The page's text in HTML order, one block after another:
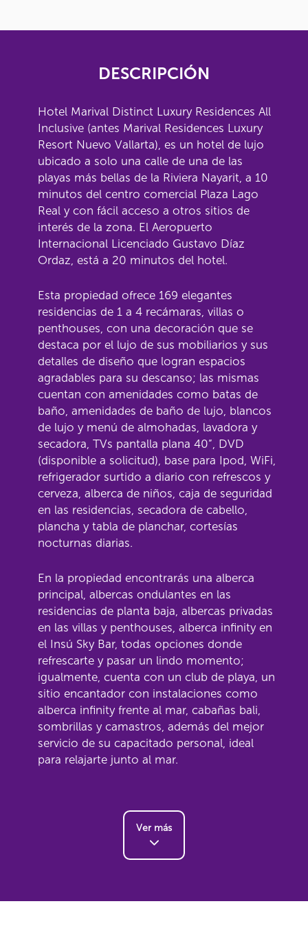
DESCRIPCIÓN
Hotel Marival Distinct Luxury Residences All
Inclusive (antes Marival Residences Luxury
Resort Nuevo Vallarta), es un hotel de lujo
ubicado a solo una calle de una de las
playas más bellas de la Riviera Nayarit, a 10
minutos del centro comercial Plaza Lago
Real y con fácil acceso a otros sitios de
interés de la zona. El Aeropuerto
Internacional Licenciado Gustavo Díaz
Ordaz, está a 20 minutos del hotel.
Esta propiedad ofrece 169 elegantes
residencias de 1 a 4 recámaras, villas o
penthouses, con una decoración que se
destaca por el lujo de sus mobiliarios y sus
detalles de diseño que logran espacios
agradables para su descanso; las mismas
cuentan con amenidades como batas de
baño, amenidades de baño de lujo, blancos
de lujo y menú de almohadas, lavadora y
secadora, TVs pantalla plana 40”, DVD
(disponible a solicitud), base para Ipod, WiFi,
refrigerador surtido a diario con refrescos y
cerveza, alberca de niños, caja de seguridad
en las residencias, secadora de cabello,
plancha y tabla de planchar, cortesías
nocturnas diarias.
En la propiedad encontrarás una alberca
principal, albercas ondulantes en las
residencias de planta baja, albercas privadas
en las villas y penthouses, alberca infinity en
el Insú Sky Bar, todas opciones donde
refrescarte y pasar un lindo momento;
igualmente, cuenta con un club de playa, un
sitio encantador con instalaciones como
alberca infinity frente al mar, cabañas bali,
sombrillas y camastros, además del mejor
servicio de su capacitado personal, ideal
para relajarte junto al mar.
Ver más